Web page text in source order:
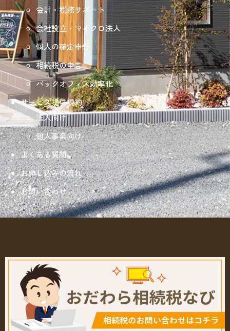
会計・税務サポート
会社設立・マイクロ法人
個人の確定申告
相続税の申告
バックオフィス効率化
サービス提供規約
法人向け
個人事業向け
よくある質問
お申し込みの流れ
お問い合わせ